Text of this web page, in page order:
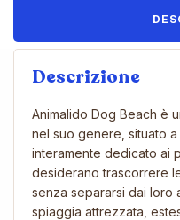
Descrizione
Animalido Dog Beach è
nel suo genere, situato a
interamente dedicato ai
desiderano trascorrere
senza separarsi dai loro
spiaggia attrezzata,